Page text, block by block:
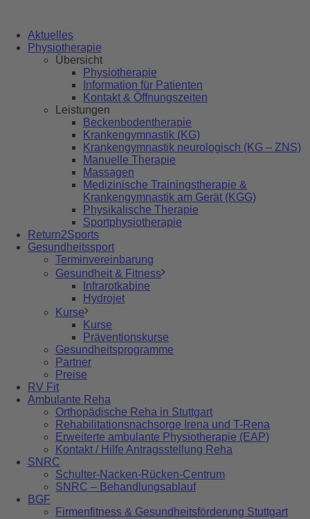
Aktuelles
Physiotherapie
Übersicht
Physiotherapie
Information für Patienten
Kontakt & Öffnungszeiten
Leistungen
Beckenbodentherapie
Krankengymnastik (KG)
Krankengymnastik neurologisch (KG – ZNS)
Manuelle Therapie
Massagen
Medizinische Trainingstherapie &
Krankengymnastik am Gerät (KGG)
Physikalische Therapie
Sportphysiotherapie
Return2Sports
Gesundheitssport
Terminvereinbarung
Gesundheit & Fitness
Infrarotkabine
Hydrojet
Kurse
Kurse
Präventionskurse
Gesundheitsprogramme
Partner
Preise
RV Fit
Ambulante Reha
Orthopädische Reha in Stuttgart
Rehabilitationsnachsorge Irena und T-Rena
Erweiterte ambulante Physiotherapie (EAP)
Kontakt / Hilfe Antragsstellung Reha
SNRC
Schulter-Nacken-Rücken-Centrum
SNRC – Behandlungsablauf
BGF
Firmenfitness & Gesundheitsförderung Stuttgart